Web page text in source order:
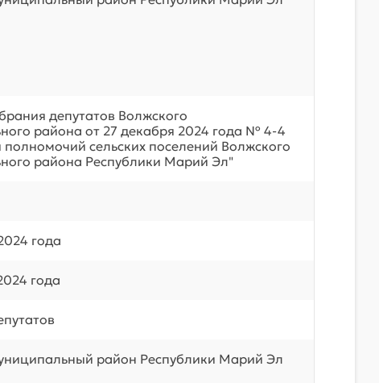
депутатов Волжского
района от 27 декабря 2024 года № 4-4
сельских поселений Волжского
района Республики Марий Эл"
года
года
район Республики Марий Эл